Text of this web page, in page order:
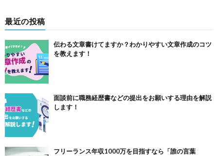
最近の投稿
伝わる文章書けてますか？わかりやすい文章作成のコツ
を教えます！
面談前に職務経歴書などの提出をお願いする理由を解説
します！
フリーランス年収1000万を目指すなら「誰の言葉